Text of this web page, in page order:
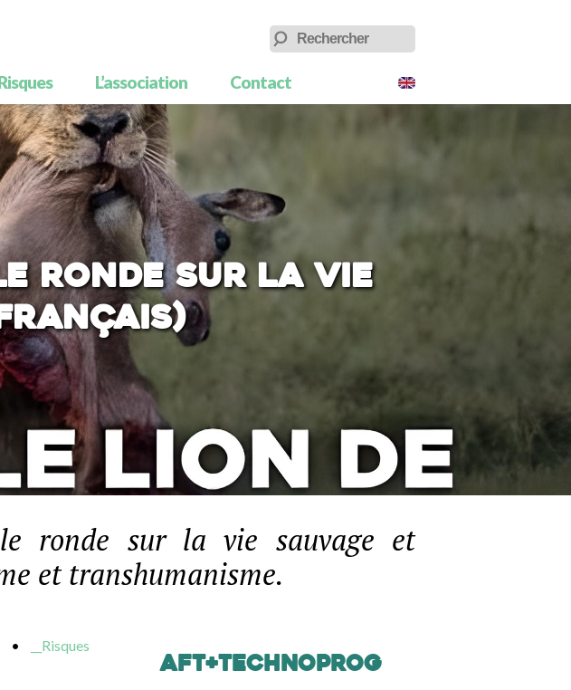
L’association Contact
ronde sur la vie
ronde sur la vie sauvage et
et transhumanisme.
•
__Risques
AFT+Technoprog